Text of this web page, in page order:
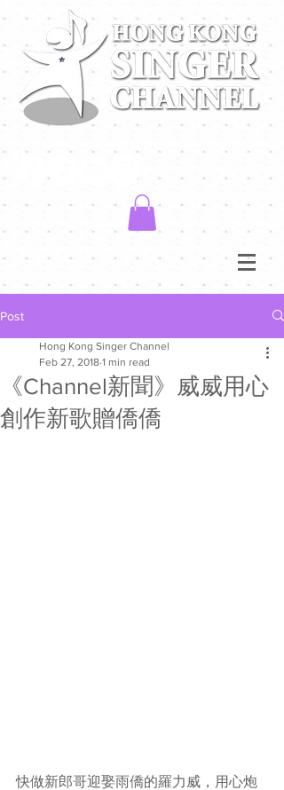
Post
《Channel新聞》威威用心
創作新歌贈僑僑
Hong Kong Singer Channel
Feb 27, 2018 1 min read
快做新郎哥迎娶雨僑的羅力威，用心炮